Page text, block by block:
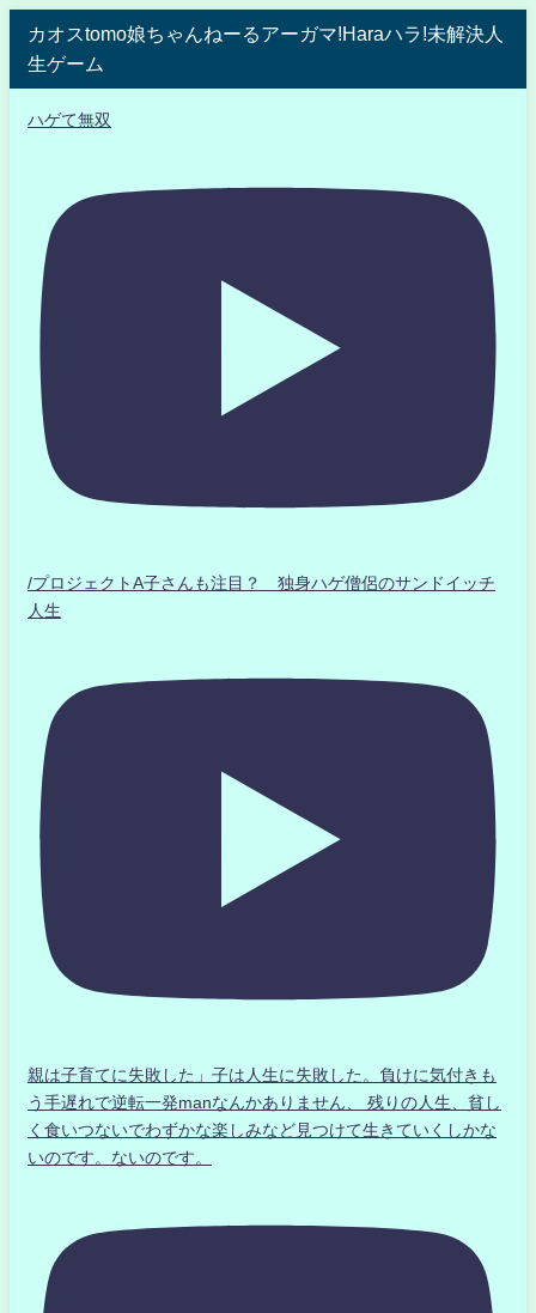
カオスtomo娘ちゃんねーるアーガマ!Haraハラ!未解決人
生ゲーム
ハゲて無双
/プロジェクトA子さんも注目？ 独身ハゲ僧侶のサンドイッチ
人生
親は子育てに失敗した」子は人生に失敗した。負けに気付きも
う手遅れで逆転一発manなんかありません、 残りの人生、貧し
く食いつないでわずかな楽しみなど見つけて生きていくしかな
いのです。ないのです。